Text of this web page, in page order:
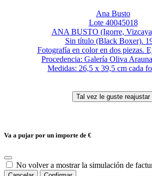
Ana Busto
Lote 40045018
ANA BUSTO (Igorre,
Sin título (Black Boxer).
Fotografía en color en dos piezas.
Procedencia: Galería Oliva
Medidas: 26,5 x 39,5 cm cada
Va a pujar por un importe de €
No volver a mostrar la simulación de